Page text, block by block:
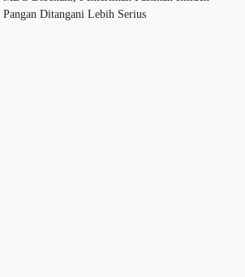
Pangan Ditangani Lebih Serius